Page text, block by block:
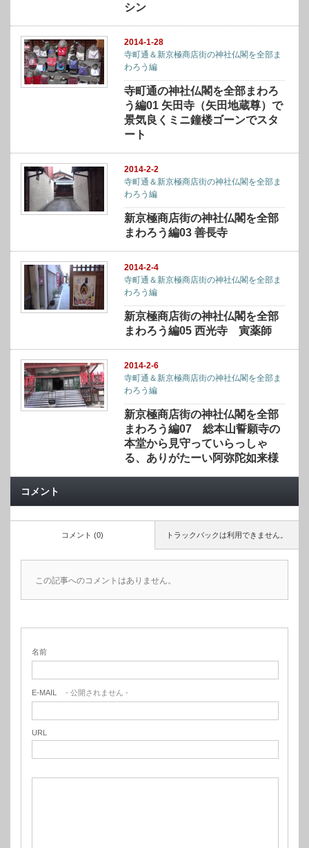
シン
2014-1-28
寺町通＆新京極商店街の神社仏閣を全部ま
わろう編
寺町通の神社仏閣を全部まわろ
う編01 矢田寺（矢田地蔵尊）で
景気良くミニ鐘楼ゴーンでスタ
ート
2014-2-2
寺町通＆新京極商店街の神社仏閣を全部ま
わろう編
新京極商店街の神社仏閣を全部
まわろう編03 善長寺
2014-2-4
寺町通＆新京極商店街の神社仏閣を全部ま
わろう編
新京極商店街の神社仏閣を全部
まわろう編05 西光寺 寅薬師
2014-2-6
寺町通＆新京極商店街の神社仏閣を全部ま
わろう編
新京極商店街の神社仏閣を全部
まわろう編07 総本山誓願寺の
本堂から見守っていらっしゃ
る、ありがたーい阿弥陀如来様
コメント
トラックバックは利用できません。
コメント (0)
この記事へのコメントはありません。
名前
E-MAIL - 公開されません -
URL